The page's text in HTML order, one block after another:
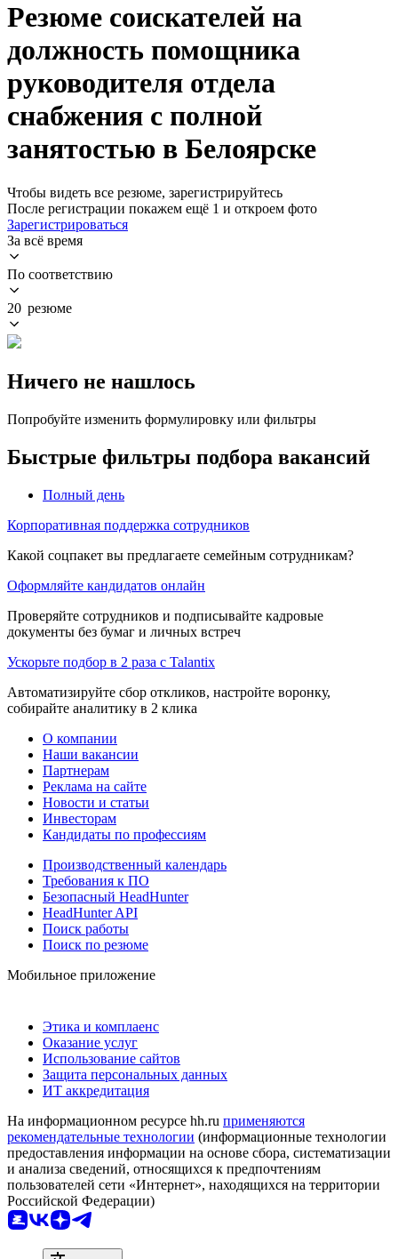
Резюме соискателей на
должность помощника
руководителя отдела
снабжения с полной
занятостью в Белоярске
Чтобы видеть все резюме, зарегистрируйтесь
После регистрации покажем ещё 1 и откроем фото
Зарегистрироваться
За всё время
По соответствию
20 резюме
Ничего не нашлось
Попробуйте изменить формулировку или фильтры
Быстрые фильтры подбора вакансий
Полный день
Корпоративная поддержка сотрудников
Какой соцпакет вы предлагаете семейным сотрудникам?
Оформляйте кандидатов онлайн
Проверяйте сотрудников и подписывайте кадровые
документы без бумаг и личных встреч
Ускорьте подбор в 2 раза с Talantix
Автоматизируйте сбор откликов, настройте воронку,
собирайте аналитику в 2 клика
О компании
Наши вакансии
Партнерам
Реклама на сайте
Новости и статьи
Инвесторам
Кандидаты по профессиям
Производственный календарь
Требования к ПО
Безопасный HeadHunter
HeadHunter API
Поиск работы
Поиск по резюме
Мобильное приложение
Этика и комплаенс
Оказание услуг
Использование сайтов
Защита персональных данных
ИТ аккредитация
На информационном ресурсе hh.ru применяются
рекомендательные технологии (информационные технологии
предоставления информации на основе сбора, систематизации
и анализа сведений, относящихся к предпочтениям
пользователей сети «Интернет», находящихся на территории
Российской Федерации)